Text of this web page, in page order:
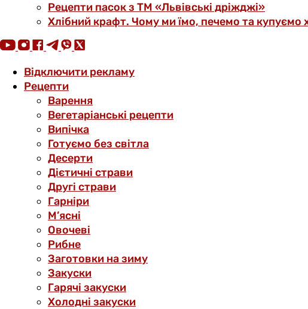
Рецепти пасок з ТМ «Львівські дріжджі»
Хлібний крафт. Чому ми їмо, печемо та купуємо
Відключити рекламу
Рецепти
Варення
Вегетаріанські рецепти
Випічка
Готуємо без світла
Десерти
Дієтичні страви
Другі страви
Гарніри
М’ясні
Овочеві
Рибне
Заготовки на зиму
Закуски
Гарячі закуски
Холодні закуски